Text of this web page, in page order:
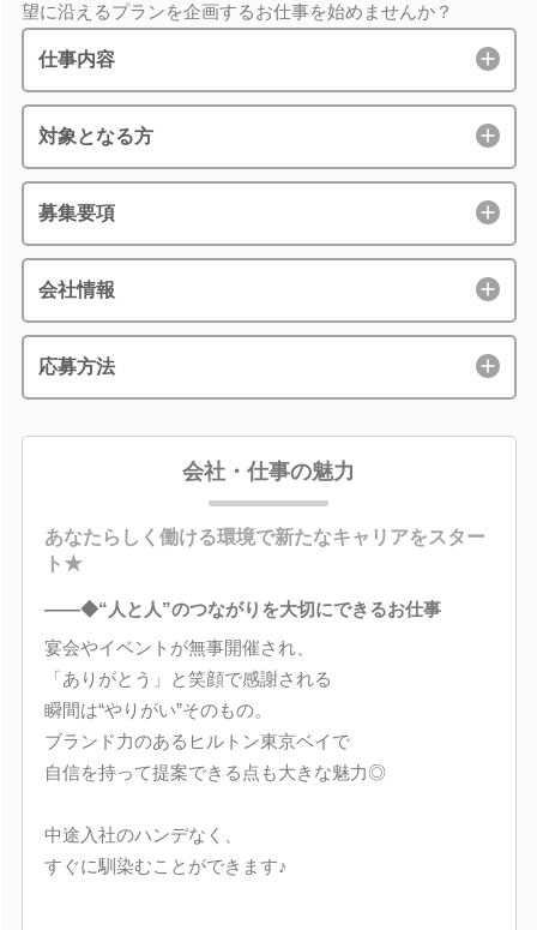
望に沿えるプランを企画するお仕事を始めませんか？
仕事内容
対象となる方
募集要項
会社情報
応募方法
会社・仕事の魅力
あなたらしく働ける環境で新たなキャリアをスター
ト★
――◆“人と人”のつながりを大切にできるお仕事
宴会やイベントが無事開催され、
「ありがとう」と笑顔で感謝される
瞬間は“やりがい”そのもの。
ブランド力のあるヒルトン東京ベイで
自信を持って提案できる点も大きな魅力◎
中途入社のハンデなく、
すぐに馴染むことができます♪